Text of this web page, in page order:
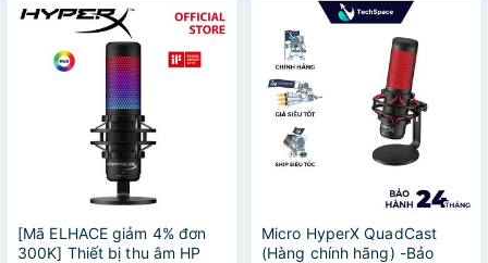
[Mã ELHACE giảm 4% đơn
300K] Thiết bị thu âm HP
Micro HyperX QuadCast
(Hàng chính hãng) -Bảo